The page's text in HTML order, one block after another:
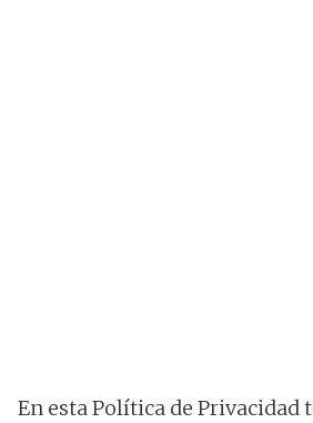
En esta Política de